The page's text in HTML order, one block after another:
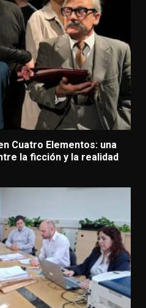
Cuatro Elementos: una
la ficción y la realidad